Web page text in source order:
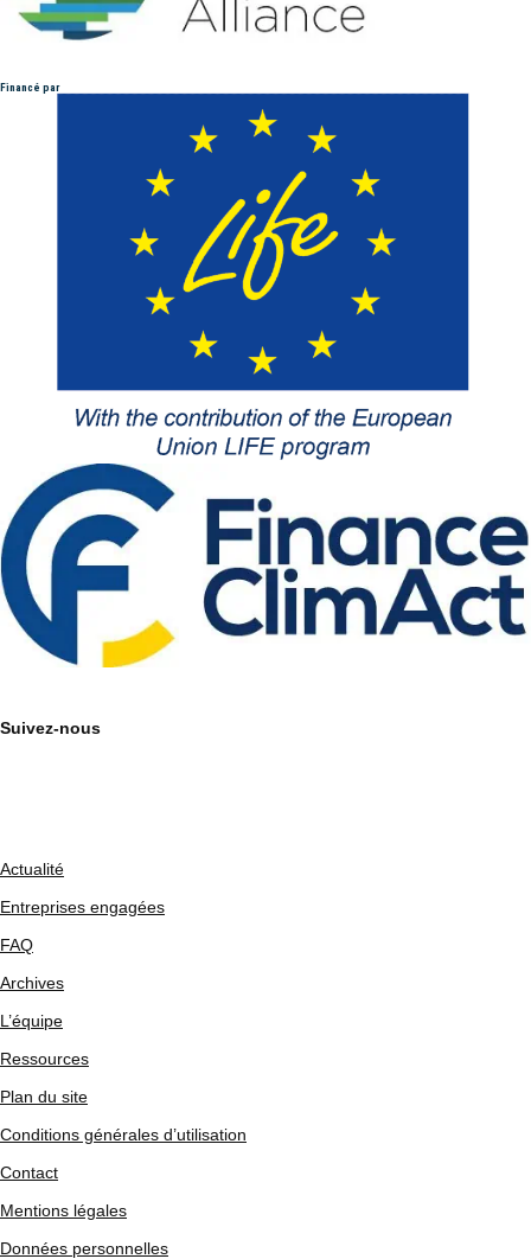
Financé par
Suivez-nous
Actualité
Entreprises engagées
FAQ
Archives
L’équipe
Ressources
Plan du site
Conditions générales d’utilisation
Contact
Mentions légales
Données personnelles